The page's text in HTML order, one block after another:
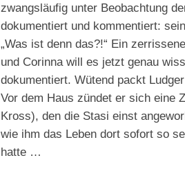
zwangsläufig unter Beobachtung
dokumentiert und kommentiert:
„Was ist denn das?!“ Ein
und Corinna will es jetzt genau
dokumentiert. Wütend packt
Vor dem Haus zündet er sich eine
Kross), den die Stasi einst
wie ihm das Leben dort sofort so
hatte …